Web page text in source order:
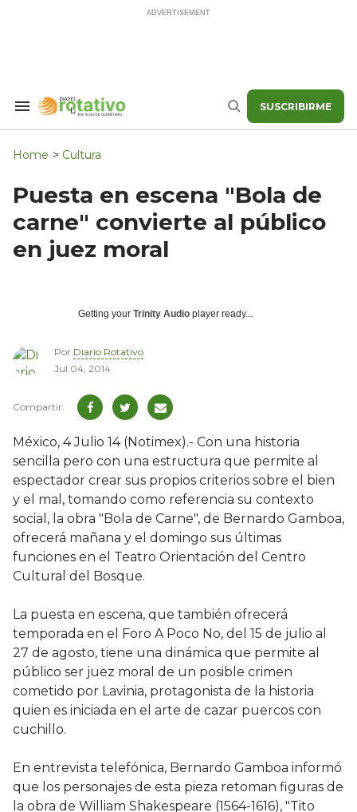
Search
Navigation
Buscar SUSCRIBIRME
Home > Cultura
Puesta en escena "Bola de
carne" convierte al público
en juez moral
Getting your Trinity Audio player ready...
Por Diario Rotativo
Jul 04, 2014
México, 4 Julio 14 (Notimex).- Con una historia
sencilla pero con una estructura que permite al
espectador crear sus propios criterios sobre el bien
y el mal, tomando como referencia su contexto
social, la obra "Bola de Carne", de Bernardo Gamboa,
ofrecerá mañana y el domingo sus últimas
funciones en el Teatro Orientación del Centro
Cultural del Bosque.
La puesta en escena, que también ofrecerá
temporada en el Foro A Poco No, del 15 de julio al
27 de agosto, tiene una dinámica que permite al
público ser juez moral de un posible crimen
cometido por Lavinia, protagonista de la historia
quien es iniciada en el arte de cazar puercos con
cuchillo.
En entrevista telefónica, Bernardo Gamboa informó
que los personajes de esta pieza retoman figuras de
la obra de William Shakespeare (1564-1616), "Tito